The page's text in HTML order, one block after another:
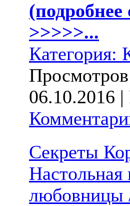
(подробнее
>>>>>...
Категория:
06.10.2016 |
Секреты
Настольная
любовницы